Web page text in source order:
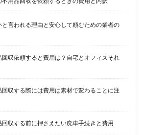
言われる理由と安心して頼むための業者の
収依頼すると費用は？自宅とオフィスそれ
収する際には費用は素材で変わることに注
収する前に押さえたい廃車手続きと費用